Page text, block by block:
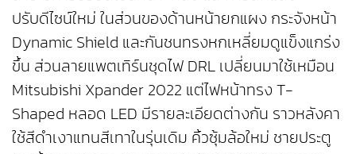
ปรับดีไซน์ใหม่ ในส่วนของด้านหน้ายกแผง กระจังหน้า
Dynamic Shield และกันชนทรงหกเหลี่ยมดูแข็งแกร่ง
ขึ้น ส่วนลายแพตเทิร์นชุดไฟ DRL เปลี่ยนมาใช้เหมือน
Mitsubishi Xpander 2022 แต่ไฟหน้าทรง T-
Shaped หลอด LED มีรายละเอียดต่างกัน ราวหลังคา
ใช้สีดำเงาแทนสีเทาในรุ่นเดิม คิ้วซุ้มล้อใหม่ ชายประตู